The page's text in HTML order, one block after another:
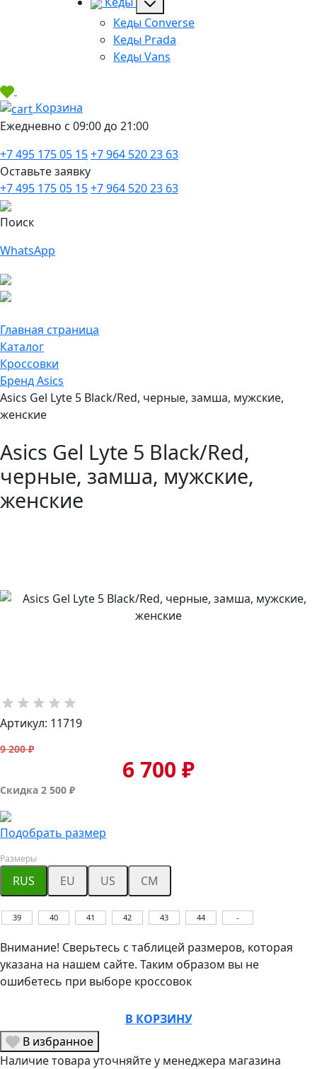
Кеды Converse
Кеды Prada
Кеды Vans
Корзина
Ежедневно с 09:00 до 21:00
+7 495 175 05 15+7 964 520 23 63
Оставьте заявку
+7 495 175 05 15+7 964 520 23 63
Поиск
WhatsApp
Главная страница
Каталог
Кроссовки
Бренд Asics
Asics Gel Lyte 5 Black/Red, черные, замша, мужские,
женские
Asics Gel Lyte 5 Black/Red,
черные, замша, мужские,
женские
Артикул: 11719
9 200 ₽
6 700 ₽
Скидка 2 500 ₽
Подобрать размер
Размеры
RUS EU US CM
39 40 41 42 43 44 -
Внимание! Сверьтесь с таблицей размеров, которая
указана на нашем сайте. Таким образом вы не
ошибетесь при выборе кроссовок
В КОРЗИНУ
В избранное
Наличие товара уточняйте у менеджера магазина